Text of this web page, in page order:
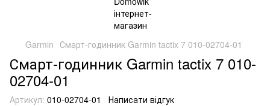
Garmin Смарт-годинник Garmin tactix 7 010-02704-01
Смарт-годинник Garmin tactix 7 010-
02704-01
Артикул: 010-02704-01 Написати відгук